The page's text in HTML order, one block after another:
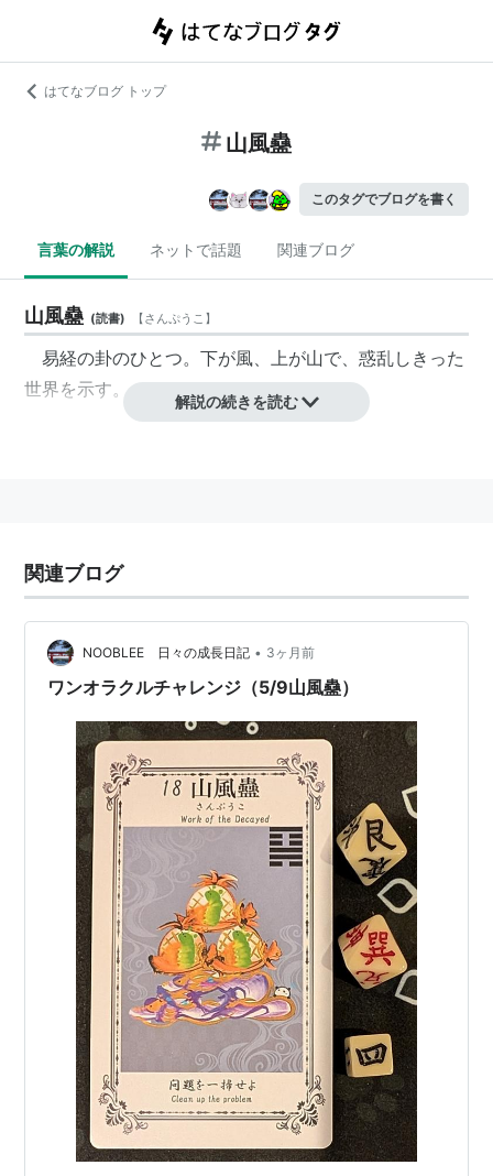
はてなブログ トップ
山風蠱
このタグでブログを書く
言葉の解説 ネットで話題 関連ブログ
山風蠱 (読書) 【さんぷうこ 】
易経の卦のひとつ。下が風、上が山で、惑乱しきった
世界を示す。
解説の続きを読む
関連ブログ
NOOBLEE 日々の成長日記 • 3ヶ月前
ワンオラクルチャレンジ（5/9山風蠱）